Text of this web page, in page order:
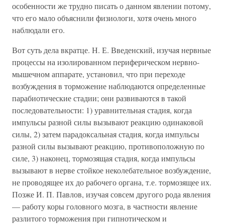
особенности же трудно писать о данном явлении потому,
что его мало объяснили физиологи, хотя очень много
наблюдали его.
Вот суть дела вкратце. Н. Е. Введенский, изучая нервные
процессы на изолированном периферическом нервно-
мышечном аппарате, установил, что при переходе
возбуждения в торможение наблюдаются определенные
парабиотические стадии; они развиваются в такой
последовательности: 1) уравнительная стадия, когда
импульсы разной силы вызывают реакцию одинаковой
силы, 2) затем парадоксальная стадия, когда импульсы
разной силы вызывают реакцию, противоположную по
силе, 3) наконец, тормозящая стадия, когда импульсы
вызывают в нерве стойкое неколебательное возбуждение,
не проводящее их до рабочего органа, т.е. тормозящее их.
Позже И. П. Павлов, изучая совсем другого рода явления
— работу коры головного мозга, в частности явление
разлитого торможения при гипнотическом и